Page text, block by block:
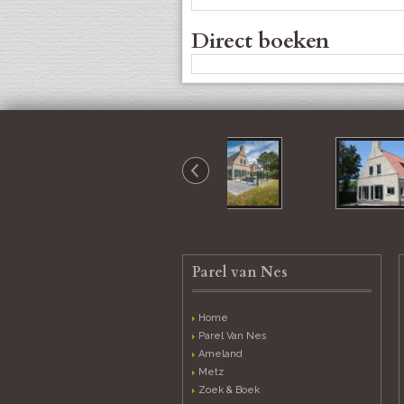
Direct boeken
Parel van Nes
Home
Parel Van Nes
Ameland
Metz
Zoek & Boek